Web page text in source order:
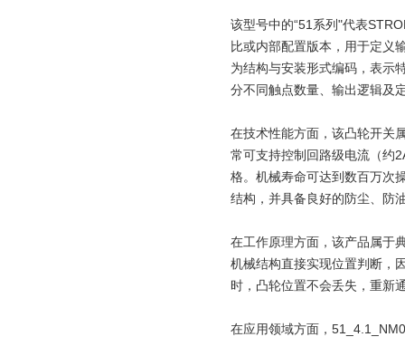
该型号中的“51系列"代表
比或内部配置版本，用于定义
为结构与安装形式编码，表示
分不同触点数量、输出逻辑及
在技术性能方面，该凸轮开关
常可支持控制回路级电流（约
格。机械寿命可达到数百万次
结构，并具备良好的防尘、防
在工作原理方面，该产品属于
机械结构直接实现位置判断，
时，凸轮位置不会丢失，重新
在应用领域方面，